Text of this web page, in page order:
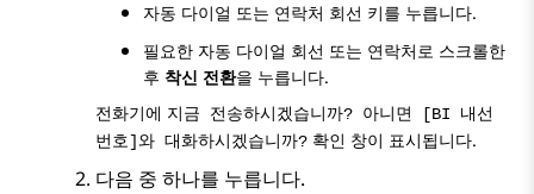
자동 다이얼 또는 연락처 회선 키를 누릅니다.
필요한 자동 다이얼 회선 또는 연락처로 스크롤한
후 착신 전환을 누릅니다.
전화기에 지금 전송하시겠습니까? 아니면 [BI 내선
번호]와 대화하시겠습니까? 확인 창이 표시됩니다.
다음 중 하나를 누릅니다.